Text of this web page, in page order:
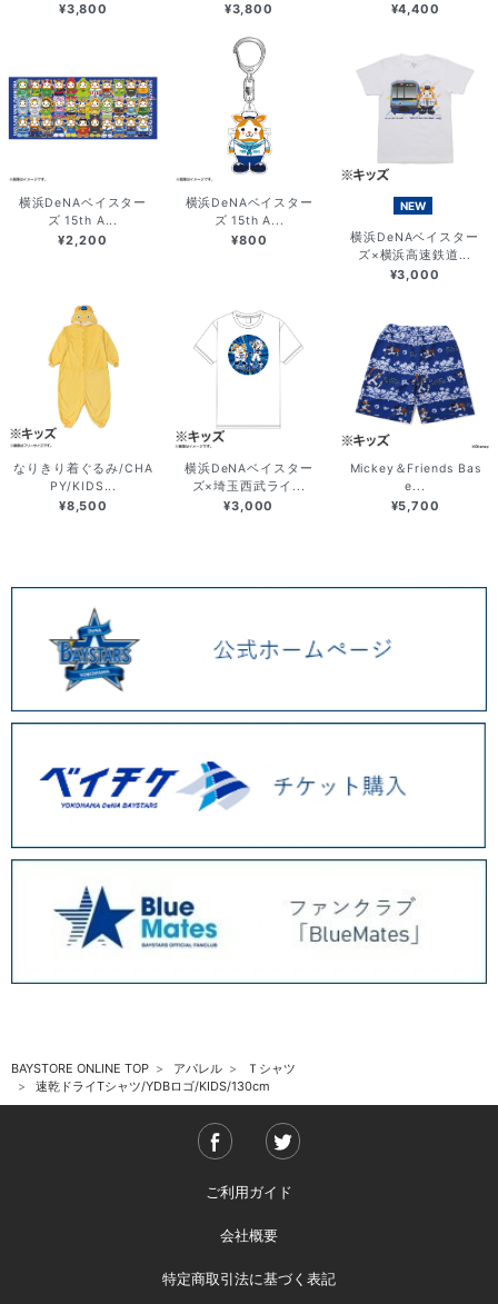
¥3,800 ¥3,800 ¥4,400
横浜DeNAベイスター
ズ 15th A...
¥2,200
横浜DeNAベイスター
ズ 15th A...
¥800
NEW
横浜DeNAベイスター
ズ×横浜高速鉄道...
¥3,000
なりきり着ぐるみ/CHA
PY/KIDS...
¥8,500
横浜DeNAベイスター
ズ×埼玉西武ライ...
¥3,000
Mickey＆Friends Bas
e...
¥5,700
BAYSTORE ONLINE TOP アパレル
Ｔシャツ
速乾ドライTシャツ/YDBロゴ/KIDS/130cm
ご利用ガイド
会社概要
特定商取引法に基づく表記